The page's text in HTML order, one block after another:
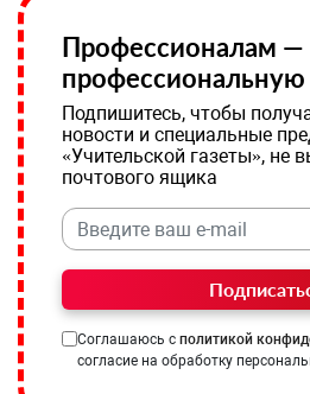
Профессионалам —
профессиональную
Подпишитесь, чтобы
новости и специальные
«Учительской газеты», не
почтового ящика
Соглашаюсь с политикой
согласие на обработку